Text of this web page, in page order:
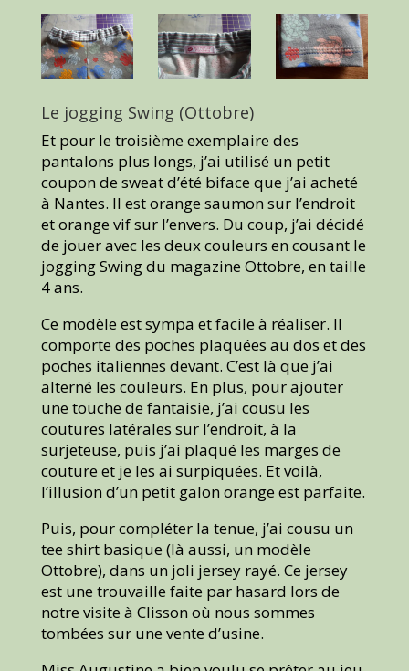
Le jogging Swing (Ottobre)
Et pour le troisième exemplaire des
pantalons plus longs, j’ai utilisé un petit
coupon de sweat d’été biface que j’ai acheté
à Nantes. Il est orange saumon sur l’endroit
et orange vif sur l’envers. Du coup, j’ai décidé
de jouer avec les deux couleurs en cousant le
jogging Swing du magazine Ottobre, en taille
4 ans.
Ce modèle est sympa et facile à réaliser. Il
comporte des poches plaquées au dos et des
poches italiennes devant. C’est là que j’ai
alterné les couleurs. En plus, pour ajouter
une touche de fantaisie, j’ai cousu les
coutures latérales sur l’endroit, à la
surjeteuse, puis j’ai plaqué les marges de
couture et je les ai surpiquées. Et voilà,
l’illusion d’un petit galon orange est parfaite.
Puis, pour compléter la tenue, j’ai cousu un
tee shirt basique (là aussi, un modèle
Ottobre), dans un joli jersey rayé. Ce jersey
est une trouvaille faite par hasard lors de
notre visite à Clisson où nous sommes
tombées sur une vente d’usine.